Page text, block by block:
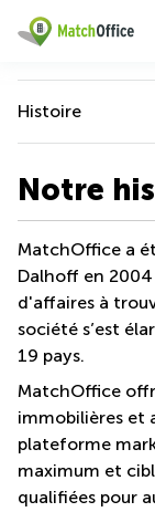
Pages
produits
Centre
Coworking
Salles
de
Bureau
virtuel
Villes
Esch-
sur-
Bertrange
Sandweiler
Recherches
Salle de
Luxembourg
Coworking
Bertrange
d'affaires
Luxembourg
Bureaux
Bertrange
Aide
Qui sommes-
Publier un
Choisissez
Histoire
À propos
À propos de
Partenaires
Notre équipe
Histoire
Programmes de
Nos affiliations
Contactez nous
Notre
MatchOffice a
Dalhoff en 2004
d'affaires à
société s’est
19 pays.
MatchOffice
immobilières et
plateforme
maximum et
qualifiées pour